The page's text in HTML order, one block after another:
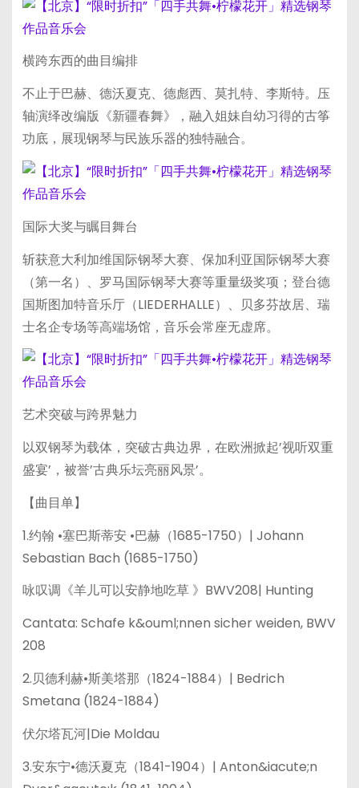
横跨东西的曲目编排
不止于巴赫、德沃夏克、德彪西、莫扎特、李斯特。压
轴演绎改编版《新疆春舞》，融入姐妹自幼习得的古筝
功底，展现钢琴与民族乐器的独特融合。
国际大奖与瞩目舞台
斩获意大利加维国际钢琴大赛、保加利亚国际钢琴大赛
（第一名）、罗马国际钢琴大赛等重量级奖项；登台德
国斯图加特音乐厅（LIEDERHALLE）、贝多芬故居、瑞
士名企专场等高端场馆，音乐会常座无虚席。
艺术突破与跨界魅力
以双钢琴为载体，突破古典边界，在欧洲掀起’视听双重
盛宴’，被誉’古典乐坛亮丽风景’。
【曲目单】
1.约翰 •塞巴斯蒂安 •巴赫（1685-1750）| Johann
Sebastian Bach (1685-1750)
咏叹调《羊儿可以安静地吃草 》BWV208| Hunting
Cantata: Schafe k&ouml;nnen sicher weiden, BWV
208
2.贝德利赫•斯美塔那（1824-1884）| Bedrich
Smetana (1824-1884)
伏尔塔瓦河|Die Moldau
3.安东宁•德沃夏克（1841-1904）| Anton&iacute;n